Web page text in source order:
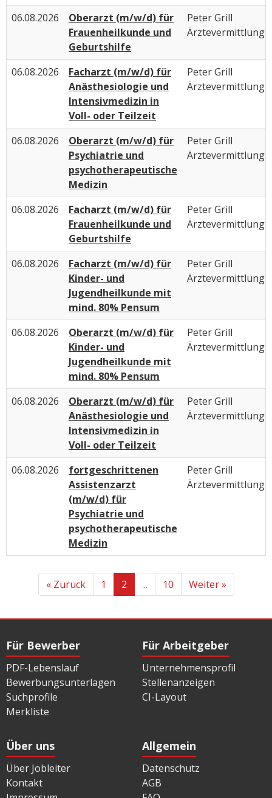
06.08.2026
Oberarzt (m/w/d) für
Frauenheilkunde und
Geburtshilfe
Peter Grill
Ärztevermittlung
06.08.2026
Facharzt (m/w/d) für
Anästhesiologie und
Intensivmedizin in
Voll- oder Teilzeit
Peter Grill
Ärztevermittlung
06.08.2026
Oberarzt (m/w/d) für
Psychiatrie und
psychotherapeutische
Medizin
Peter Grill
Ärztevermittlung
06.08.2026
Facharzt (m/w/d) für
Frauenheilkunde und
Geburtshilfe
Peter Grill
Ärztevermittlung
06.08.2026
Facharzt (m/w/d) für
Kinder- und
Jugendheilkunde mit
mind. 80% Pensum
Peter Grill
Ärztevermittlung
06.08.2026
Oberarzt (m/w/d) für
Kinder- und
Jugendheilkunde mit
mind. 80% Pensum
Peter Grill
Ärztevermittlung
06.08.2026
Oberarzt (m/w/d) für
Anästhesiologie und
Intensivmedizin in
Voll- oder Teilzeit
Peter Grill
Ärztevermittlung
06.08.2026
fortgeschrittenen
Assistenzarzt
(m/w/d) für
Psychiatrie und
psychotherapeutische
Medizin
Peter Grill
Ärztevermittlung
« Zurück 1 2 ... 10 Weiter »
Für Bewerber
PDF-Lebenslauf
Bewerbungsunterlagen
Suchprofile
Merkliste
Für Arbeitgeber
Unternehmensprofil
Stellenanzeigen
CI-Layout
Über uns
Über Jobleiter
Kontakt
Allgemein
Datenschutz
AGB